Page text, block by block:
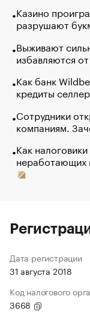
Казино
разрушают
Выживают
избавляются
Как банк
кредиты
Сотрудники
компаниям.
Как
неработающих
Дата регистрации
31 августа 2018
Код налогового
3668